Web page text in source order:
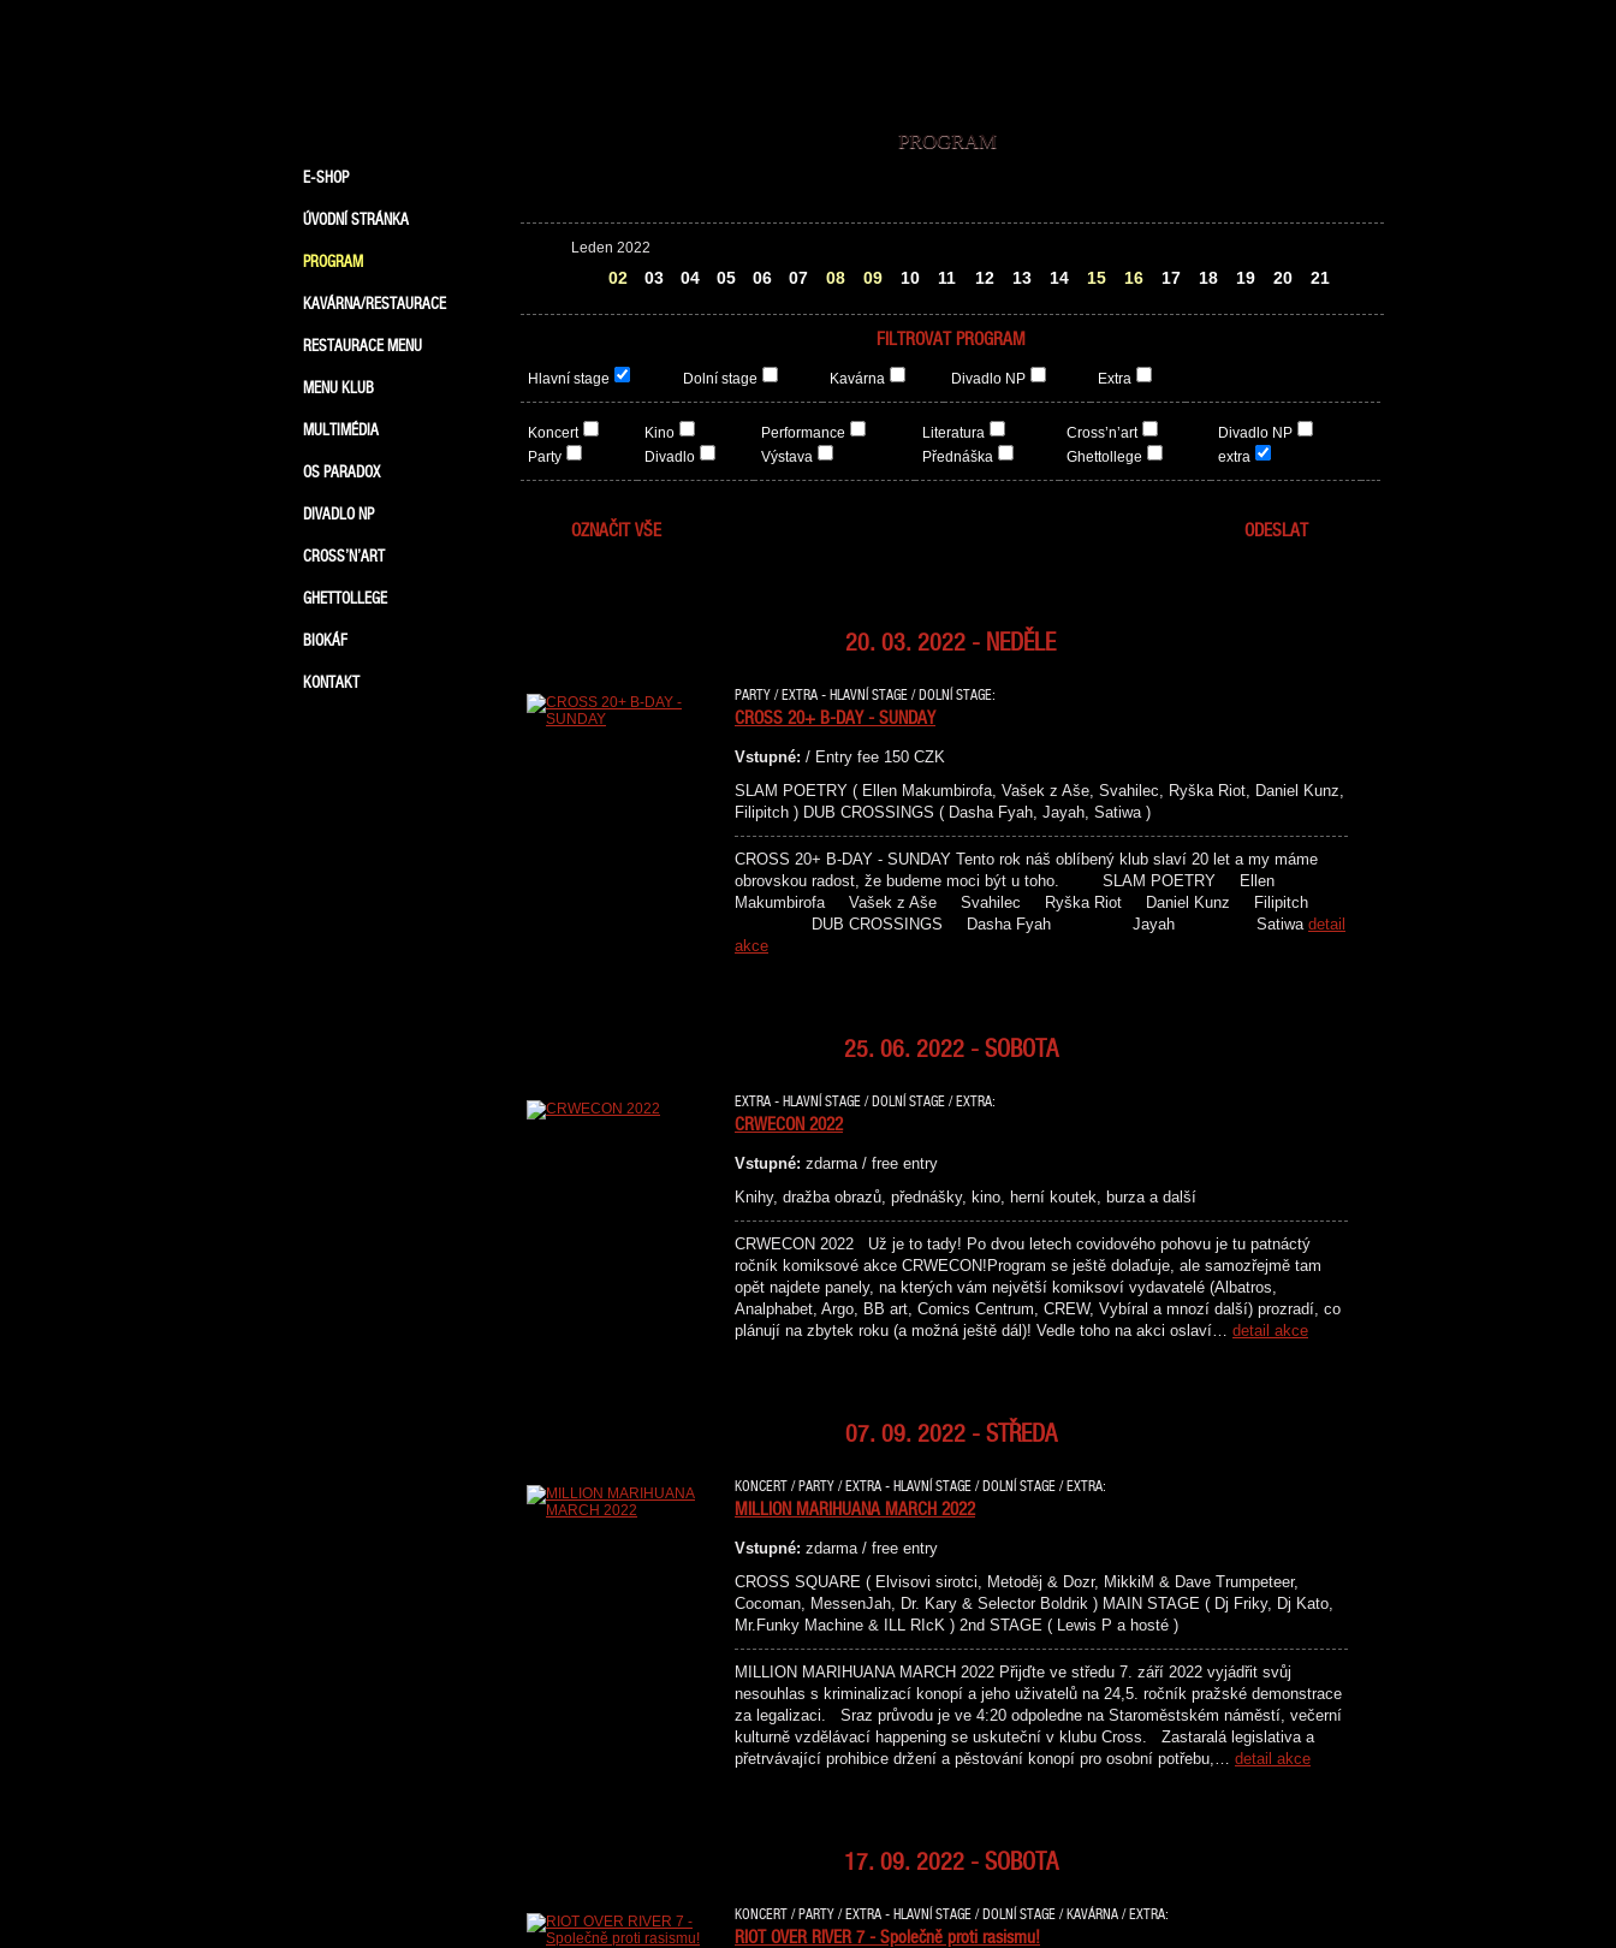
E-SHOP
ÚVODNÍ STRÁNKA
PROGRAM
KAVÁRNA/RESTAURACE
RESTAURACE MENU
MENU KLUB
MULTIMÉDIA
OS PARADOX
DIVADLO NP
CROSS’N’ART
GHETTOLLEGE
BIOKÁF
KONTAKT
PROGRAM
Leden 2022
02 03 04 05 06 07 08 09 10 11 12 13 14 15 16 17 18 19 20 21
FILTROVAT PROGRAM
Hlavní stage Dolní stage Kavárna Divadlo NP Extra
Koncert
Party
Kino
Divadlo
Performance
Výstava
Literatura
Přednáška
Cross’n’art
Ghettollege
Divadlo NP
extra
OZNAČIT VŠE
20. 03. 2022 - NEDĚLE
PARTY / EXTRA - HLAVNÍ STAGE / DOLNÍ STAGE:
CROSS 20+ B-DAY - SUNDAY
Vstupné: / Entry fee 150 CZK
SLAM POETRY ( Ellen Makumbirofa, Vašek z Aše, Svahilec, Ryška Riot, Daniel Kunz,
Filipitch ) DUB CROSSINGS ( Dasha Fyah, Jayah, Satiwa )
CROSS 20+ B-DAY - SUNDAY Tento rok náš oblíbený klub slaví 20 let a my máme
obrovskou radost, že budeme moci být u toho. SLAM POETRY Ellen
Makumbirofa Vašek z Aše Svahilec Ryška Riot Daniel Kunz Filipitch
DUB CROSSINGS Dasha Fyah Jayah Satiwa detail
akce
25. 06. 2022 - SOBOTA
EXTRA - HLAVNÍ STAGE / DOLNÍ STAGE / EXTRA:
CRWECON 2022
Vstupné: zdarma / free entry
Knihy, dražba obrazů, přednášky, kino, herní koutek, burza a další
CRWECON 2022 Už je to tady! Po dvou letech covidového pohovu je tu patnáctý
ročník komiksové akce CRWECON!Program se ještě dolaďuje, ale samozřejmě tam
opět najdete panely, na kterých vám největší komiksoví vydavatelé (Albatros,
Analphabet, Argo, BB art, Comics Centrum, CREW, Vybíral a mnozí další) prozradí, co
plánují na zbytek roku (a možná ještě dál)! Vedle toho na akci oslaví… detail akce
07. 09. 2022 - STŘEDA
KONCERT / PARTY / EXTRA - HLAVNÍ STAGE / DOLNÍ STAGE / EXTRA:
MILLION MARIHUANA MARCH 2022
Vstupné: zdarma / free entry
CROSS SQUARE ( Elvisovi sirotci, Metoděj & Dozr, MikkiM & Dave Trumpeteer,
Cocoman, MessenJah, Dr. Kary & Selector Boldrik ) MAIN STAGE ( Dj Friky, Dj Kato,
Mr.Funky Machine & ILL RIcK ) 2nd STAGE ( Lewis P a hosté )
MILLION MARIHUANA MARCH 2022 Přijďte ve středu 7. září 2022 vyjádřit svůj
nesouhlas s kriminalizací konopí a jeho uživatelů na 24,5. ročník pražské demonstrace
za legalizaci. Sraz průvodu je ve 4:20 odpoledne na Staroměstském náměstí, večerní
kulturně vzdělávací happening se uskuteční v klubu Cross. Zastaralá legislativa a
přetrvávající prohibice držení a pěstování konopí pro osobní potřebu,… detail akce
17. 09. 2022 - SOBOTA
KONCERT / PARTY / EXTRA - HLAVNÍ STAGE / DOLNÍ STAGE / KAVÁRNA / EXTRA:
RIOT OVER RIVER 7 - Společně proti rasismu!